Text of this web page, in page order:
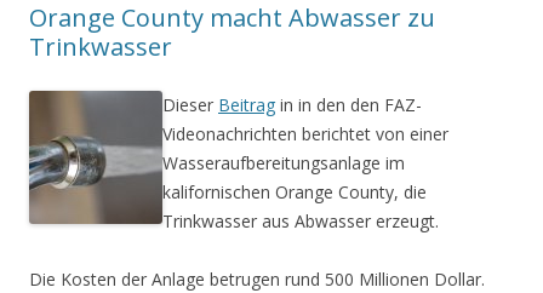
Orange County macht Abwasser zu
Trinkwasser
Dieser Beitrag in in den den FAZ-
Videonachrichten berichtet von einer
Wasseraufbereitungsanlage im
kalifornischen Orange County, die
Trinkwasser aus Abwasser erzeugt.
Die Kosten der Anlage betrugen rund 500 Millionen Dollar.